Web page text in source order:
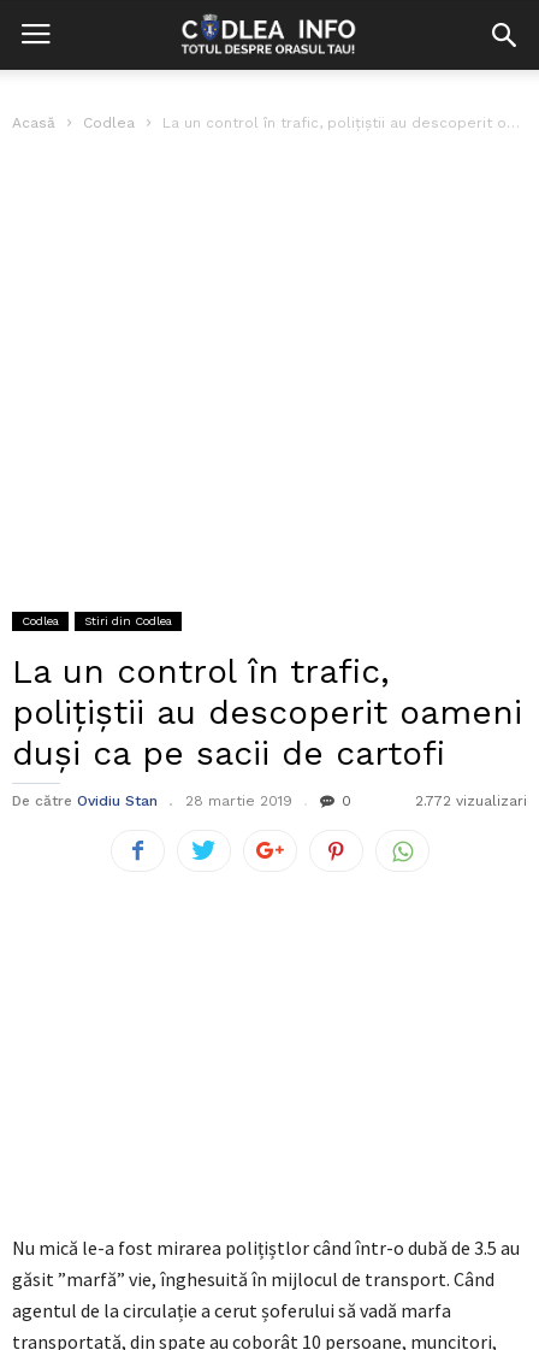
Acasă Codlea La un control în trafic, polițiștii au descoperit oameni duși ca pe...
Codlea Stiri din Codlea
La un control în trafic,
polițiștii au descoperit oameni
duși ca pe sacii de cartofi
De către Ovidiu Stan 28 martie 2019 0 2.772 vizualizari
Nu mică le-a fost mirarea polițiștlor când într-o dubă de 3.5 au
găsit ”marfă” vie, înghesuită în mijlocul de transport. Când
agentul de la circulație a cerut șoferului să vadă marfa
transportată, din spate au coborât 10 persoane, muncitori,